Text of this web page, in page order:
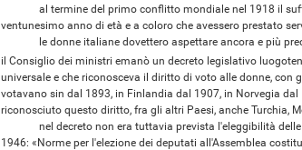
al termine del primo conflitto mondiale nel 1918 il
ventunesimo anno di età e a coloro che avessero prestato
le donne italiane dovettero aspettare ancora e più
il Consiglio dei ministri emanò un decreto legislativo
universale e che riconosceva il diritto di voto alle donne,
votavano sin dal 1893, in Finlandia dal 1907, in Norvegia
riconosciuto questo diritto, fra gli altri Paesi, anche Turchia,
nel decreto non era tuttavia prevista l'eleggibilità delle
1946: «Norme per l'elezione dei deputati all'Assemblea